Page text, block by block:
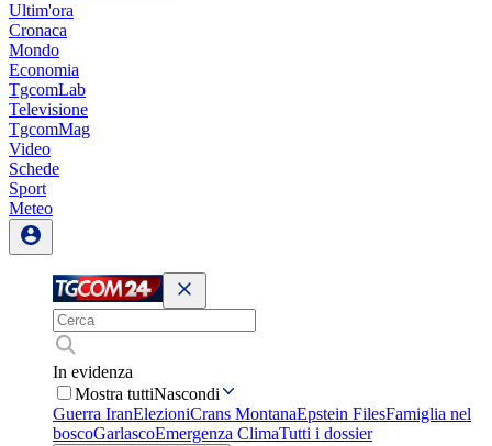
Ultim'ora
Cronaca
Mondo
Economia
TgcomLab
Televisione
TgcomMag
Video
Schede
Sport
Meteo
In evidenza
Mostra tuttiNascondi
Guerra IranElezioniCrans MontanaEpstein FilesFamiglia nel
boscoGarlascoEmergenza ClimaTutti i dossier